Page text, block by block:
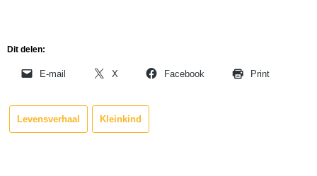
Dit delen:
E-mail X Facebook Print
Levensverhaal Kleinkind